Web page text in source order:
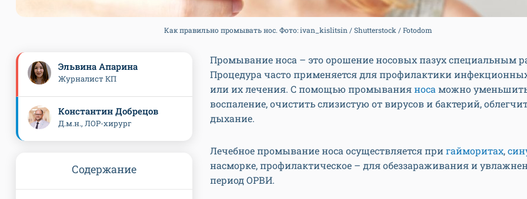
Как правильно промывать нос. Фото: ivan_kislitsin / Shutterstock / Fotodom
Промывание носа – это орошение носовых пазух специальным
Процедура часто применяется для профилактики
или их лечения. С помощью промыванияноса можно
воспаление, очистить слизистую от вирусов и бактерий,
дыхание.
Лечебное промывание носа осуществляется при гайморитах,
насморке, профилактическое – для обеззараживания и
период ОРВИ.
Эльвина Апарина
Журналист КП
Константин Добрецов
Д.м.н., ЛОР-хирург
Содержание